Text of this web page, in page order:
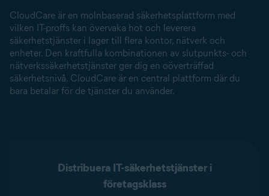
CloudCare är en molnbaserad säkerhetsplattform med
vilken IT-proffs kan övervaka hot och leverera
säkerhetstjänster i lager till flera kontor, nätverk och
enheter. Den kraftfulla kombinationen av slutpunkts- och
nätverkssäkerhetstjänster ger dig en oöverträffad
säkerhetsnivå. CloudCare är en central plattform där du
bara betalar för de tjänster du använder.
Distribuera IT-säkerhetstjänster i
företagsklass